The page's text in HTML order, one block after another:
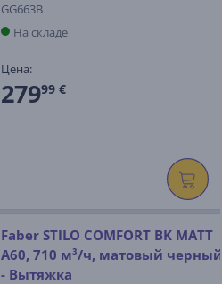
GG663B
На складе
Цена:
27999 €
Faber STILO COMFORT BK MATT
A60, 710 м³/ч, матовый черный
- Вытяжка